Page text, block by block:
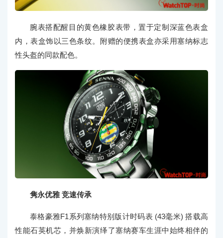
腕表搭配醒目的黄色橡胶表带，置于定制深蓝色表盒
内，表盒饰以三色条纹。附赠的便携表盒亦采用塞纳标志
性头盔的同款配色。
隽永优雅 竞速传承
泰格豪雅F1系列塞纳特别版计时码表 (43毫米) 搭载高
性能石英机芯，并焕新演绎了塞纳赛车生涯中始终相伴的